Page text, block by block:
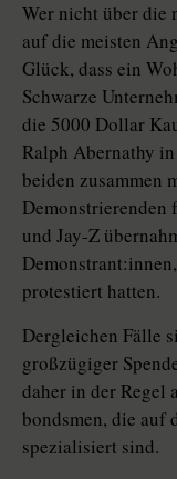
Wer nicht über die
auf die meisten
Glück, dass ein
Schwarze
die 5000 Dollar
Ralph Abernathy
beiden zusammen
Demonstrierenden
und Jay-Z
protestiert hatten.
Dergleichen Fälle
großzügiger
daher in der Regel
bondsmen, die auf
spezialisiert sind.